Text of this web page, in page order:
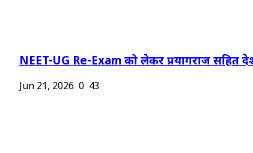
NEET-UG Re-Exam को लेकर प्रयागराज सहित
Jun 21, 2026 0 43